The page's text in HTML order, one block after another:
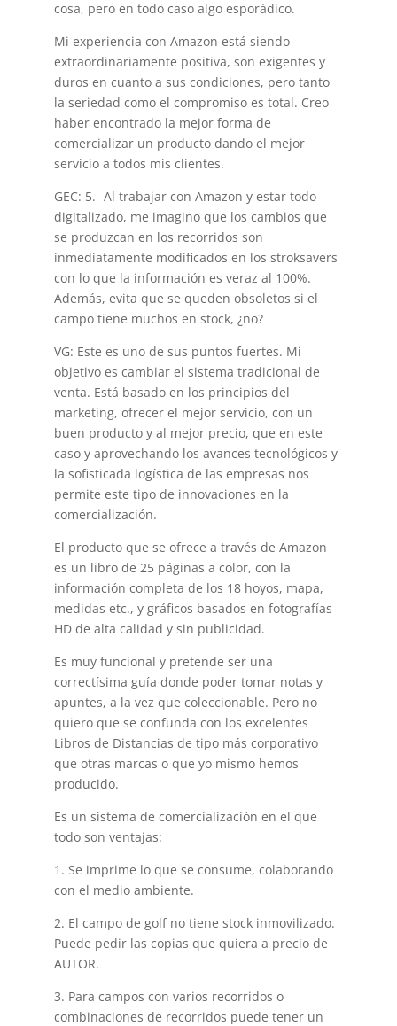
cosa, pero en todo caso algo esporádico.
Mi experiencia con Amazon está siendo
extraordinariamente positiva, son exigentes y
duros en cuanto a sus condiciones, pero tanto
la seriedad como el compromiso es total. Creo
haber encontrado la mejor forma de
comercializar un producto dando el mejor
servicio a todos mis clientes.
GEC: 5.- Al trabajar con Amazon y estar todo
digitalizado, me imagino que los cambios que
se produzcan en los recorridos son
inmediatamente modificados en los stroksavers
con lo que la información es veraz al 100%.
Además, evita que se queden obsoletos si el
campo tiene muchos en stock, ¿no?
VG: Este es uno de sus puntos fuertes. Mi
objetivo es cambiar el sistema tradicional de
venta. Está basado en los principios del
marketing, ofrecer el mejor servicio, con un
buen producto y al mejor precio, que en este
caso y aprovechando los avances tecnológicos y
la sofisticada logística de las empresas nos
permite este tipo de innovaciones en la
comercialización.
El producto que se ofrece a través de Amazon
es un libro de 25 páginas a color, con la
información completa de los 18 hoyos, mapa,
medidas etc., y gráficos basados en fotografías
HD de alta calidad y sin publicidad.
Es muy funcional y pretende ser una
correctísima guía donde poder tomar notas y
apuntes, a la vez que coleccionable. Pero no
quiero que se confunda con los excelentes
Libros de Distancias de tipo más corporativo
que otras marcas o que yo mismo hemos
producido.
Es un sistema de comercialización en el que
todo son ventajas:
1. Se imprime lo que se consume, colaborando
con el medio ambiente.
2. El campo de golf no tiene stock inmovilizado.
Puede pedir las copias que quiera a precio de
AUTOR.
3. Para campos con varios recorridos o
combinaciones de recorridos puede tener un